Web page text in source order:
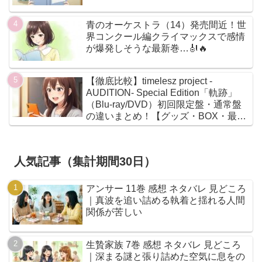
青のオーケストラ（14）発売間近！世
界コンクール編クライマックスで感情
が爆発しそうな最新巻…🎻🔥
【徹底比較】timelesz project -
AUDITION- Special Edition「軌跡」
（Blu-ray/DVD）初回限定盤・通常盤
の違いまとめ！【グッズ・BOX・最安
値】
人気記事（集計期間30日）
アンサー 11巻 感想 ネタバレ 見どころ
｜真波を追い詰める執着と揺れる人間
関係が苦しい
生贄家族 7巻 感想 ネタバレ 見どころ
｜深まる謎と張り詰めた空気に息をの